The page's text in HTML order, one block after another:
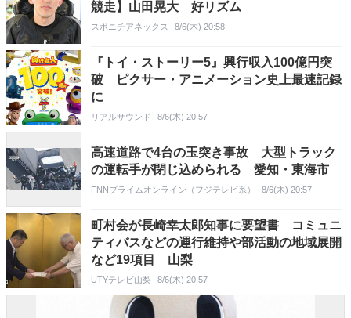
競走】山田晃大 好リズム
スポニチアネックス 8/6(木) 20:58
『トイ・ストーリー5』興行収入100億円突
破 ピクサー・アニメーション史上最速記録
に
リアルサウンド 8/6(木) 20:57
高速道路で4台の玉突き事故 大型トラック
の運転手が閉じ込められる 愛知・東海市
FNNプライムオンライン（フジテレビ系） 8/6(木) 20:57
町村会が長崎幸太郎知事に要望書 コミュニ
ティバスなどの運行維持や部活動の地域展開
など19項目 山梨
UTYテレビ山梨 8/6(木) 20:57